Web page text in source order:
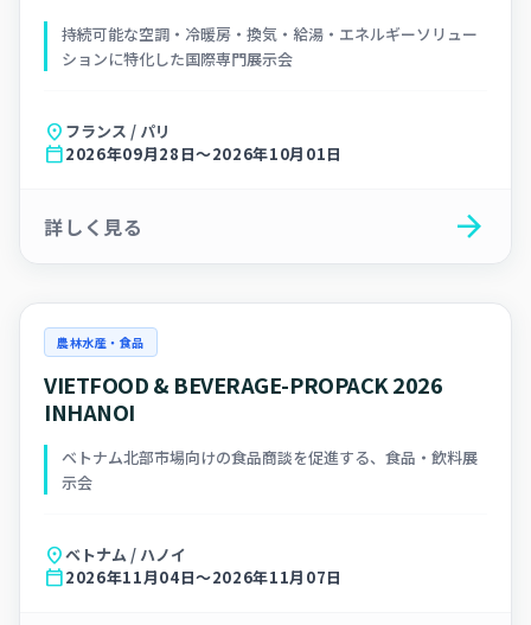
持続可能な空調・冷暖房・換気・給湯・エネルギーソリュー
ションに特化した国際専門展示会
location_on フランス / パリ
calendar_today2026年09月28日～2026年10月01日
詳しく見る arrow_forward
農林水産・食品
VIETFOOD & BEVERAGE-PROPACK 2026
INHANOI
ベトナム北部市場向けの食品商談を促進する、食品・飲料展
示会
location_onベトナム / ハノイ
calendar_today2026年11月04日～2026年11月07日